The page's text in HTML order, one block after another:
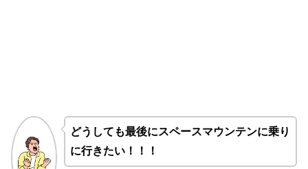
どうしても最後にスペースマウンテンに乗り
に行きたい！！！